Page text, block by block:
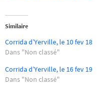
Similaire
Corrida d’Yerville, le 10 fev 18
Dans "Non classé"
Corrida d’Yerville, le 16 fev 19
Dans "Non classé"